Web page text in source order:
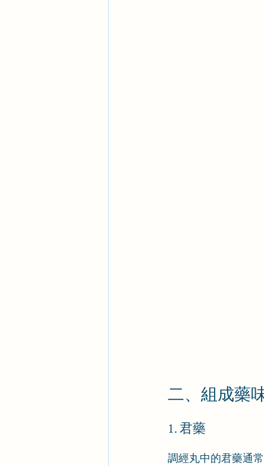
二、組成藥
1. 君藥
調經丸中的君藥通